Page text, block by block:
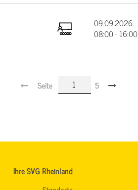
09.09.2026
08:00 - 16:00
Seite 5
Ihre SVG Rheinland